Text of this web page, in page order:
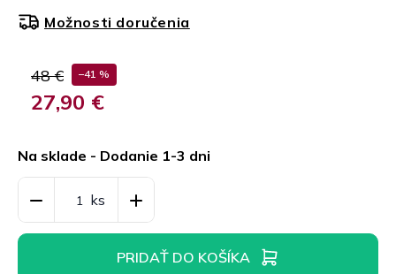
48 € –41 %
27,90 €
cena:
Na sklade - Dodanie 1-3 dni
Možnosti doručenia
PRIDAŤ DO KOŠÍKA